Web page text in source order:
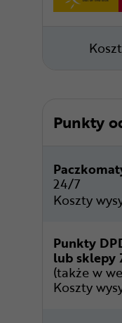
Punkty
24/7
Koszty
Punkty
lub sklepy
(także w
Koszty